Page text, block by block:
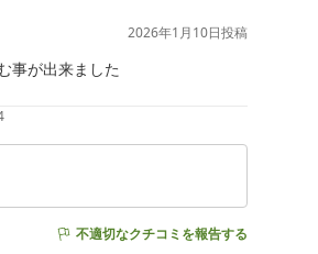
2026年1月10日投稿
事が出来ました
不適切なクチコミを報告する